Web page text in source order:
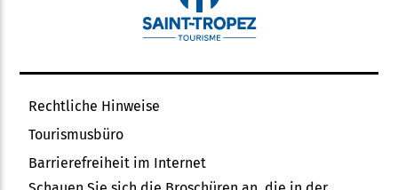
Rechtliche Hinweise
Tourismusbüro
Barrierefreiheit im Internet